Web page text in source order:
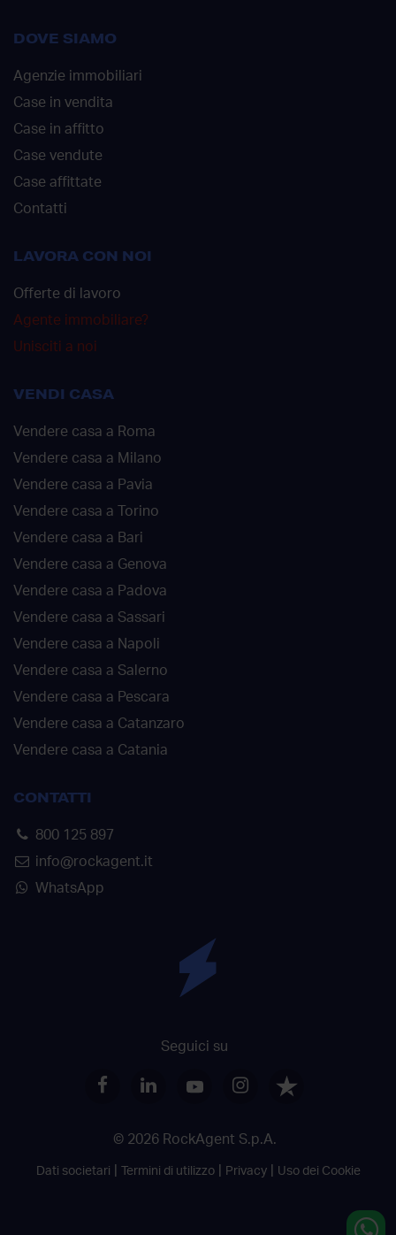
DOVE SIAMO
Agenzie immobiliari
Case in vendita
Case in affitto
Case vendute
Case affittate
Contatti
LAVORA CON NOI
Offerte di lavoro
Agente immobiliare?
Unisciti a noi
VENDI CASA
Vendere casa a Roma
Vendere casa a Milano
Vendere casa a Pavia
Vendere casa a Torino
Vendere casa a Bari
Vendere casa a Genova
Vendere casa a Padova
Vendere casa a Sassari
Vendere casa a Napoli
Vendere casa a Salerno
Vendere casa a Pescara
Vendere casa a Catanzaro
Vendere casa a Catania
CONTATTI
800 125 897
info@rockagent.it
WhatsApp
Seguici su
© 2026 RockAgent S.p.A.
Dati societari Termini di utilizzo Privacy Uso dei Cookie